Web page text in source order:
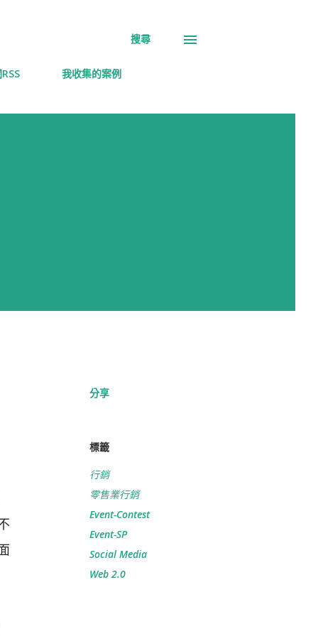
搜尋
我收集的案例
分享
標籤
行銷
零售業行銷
Event-Contest
Event-SP
Social Media
Web 2.0